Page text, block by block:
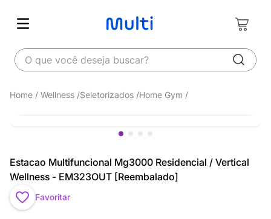
O que você deseja buscar?
Wellness Seletorizados Home Gym
Estacao Multifuncional Mg3000 Residencial / Vertical
Wellness - EM323OUT [Reembalado]
Favoritar